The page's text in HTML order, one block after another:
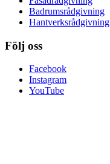
Badrumsrådgivning
Hantverksrådgivning
Följ oss
Facebook
Instagram
YouTube